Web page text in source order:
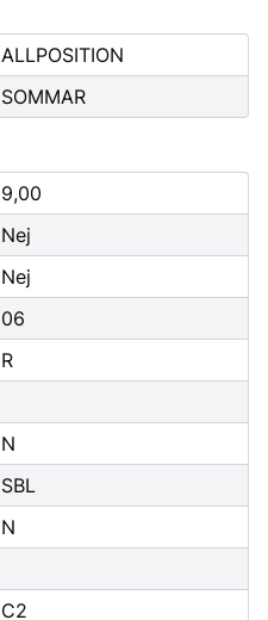
ALLPOSITION
SOMMAR
9,00
Nej
Nej
06
R
N
SBL
N
C2